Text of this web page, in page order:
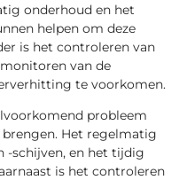
onderhoud en het
helpen om deze
is het controleren van
van de
te voorkomen.
probleem
Het regelmatig
-schijven, en het tijdig
is het controleren